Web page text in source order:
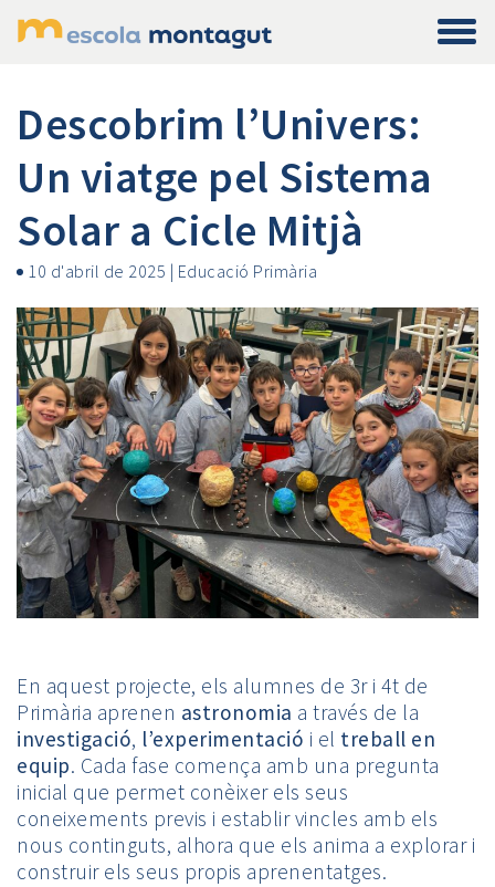
Descobrim l’Univers:
Un viatge pel Sistema
Solar a Cicle Mitjà
10 d'abril de 2025 | Educació Primària
En aquest projecte, els alumnes de 3r i 4t de
Primària aprenen astronomia a través de la
investigació, l’experimentació i el treball en
equip. Cada fase comença amb una pregunta
inicial que permet conèixer els seus
coneixements previs i establir vincles amb els
nous continguts, alhora que els anima a explorar i
construir els seus propis aprenentatges.